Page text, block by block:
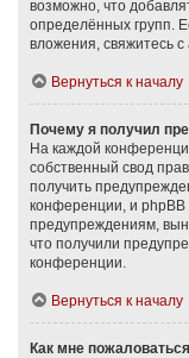
возможно, что
определённых групп.
вложения, свяжитесь
Вернуться к началу
Почему я получил
На каждой
собственный свод
получить
конференции, и phpBB
предупреждениям,
что получили
конференции.
Вернуться к началу
Как мне